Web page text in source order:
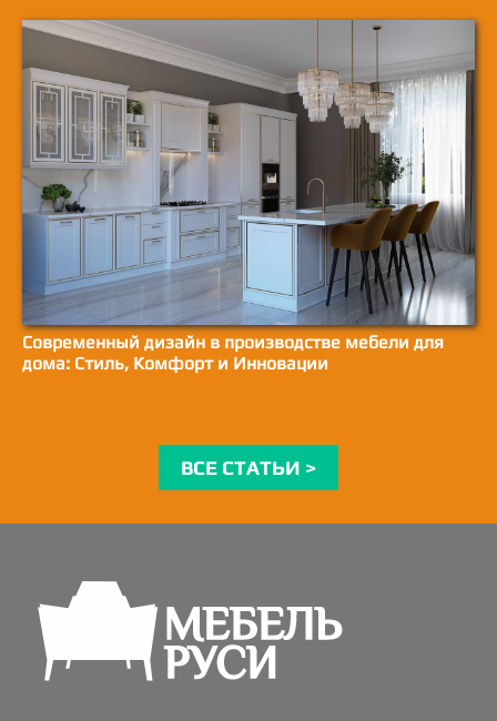
Современный дизайн в производстве мебели для
дома: Стиль, Комфорт и Инновации
ВСЕ СТАТЬИ >